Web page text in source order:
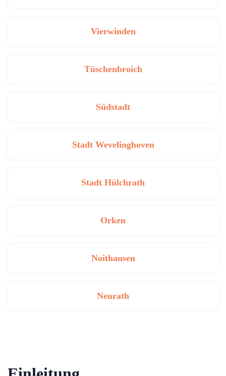
Vierwinden
Tüschenbroich
Südstadt
Stadt Wevelinghoven
Stadt Hülchrath
Orken
Noithausen
Neurath